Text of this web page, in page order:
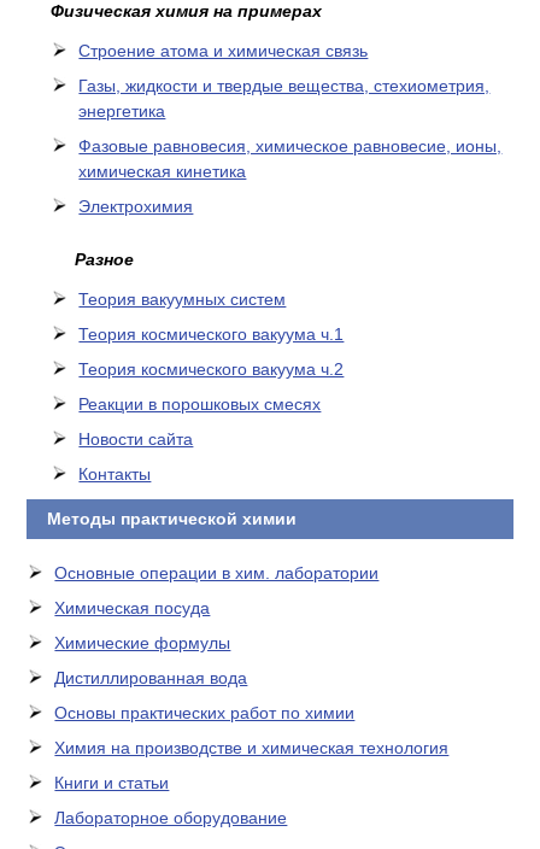
Физическая химия на примерах
Cтроение атома и химическая связь
Газы, жидкости и твердые вещества, стехиометрия,
энергетика
Фазовые равновесия, химическое равновесие, ионы,
химическая кинетика
Электрохимия
Разное
Теория вакуумных систем
Теория космического вакуума ч.1
Теория космического вакуума ч.2
Реакции в порошковых смесях
Новости сайта
Контакты
Методы практической химии
Основные операции в хим. лаборатории
Химическая посуда
Химические формулы
Дистиллированная вода
Основы практических работ по химии
Химия на производстве и химическая технология
Книги и статьи
Лабораторное оборудование